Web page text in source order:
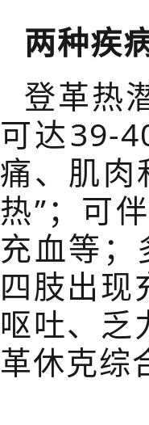
两种疾
登革热
可达39-
痛、肌肉
热”；可
充血等
四肢出现
呕吐、乏
革休克综